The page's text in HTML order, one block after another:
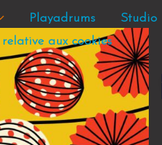
Playadrums Studio
aux cookies